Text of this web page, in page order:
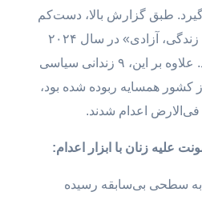
طبق گزارش بالا، دست‌کم
دو معترض جنبش «زن، زندگی، آزادی» در سال ۲۰۲۴
به اتهام قتل اعدام شدند. علاوه بر این، ۹ زندانی سیاسی
کشور همسایه ربوده شده بود،
فی‌الارض اعدام شدند.
علیه زنان با ابزار اعدام:
به سطحی بی‌سابقه رسیده